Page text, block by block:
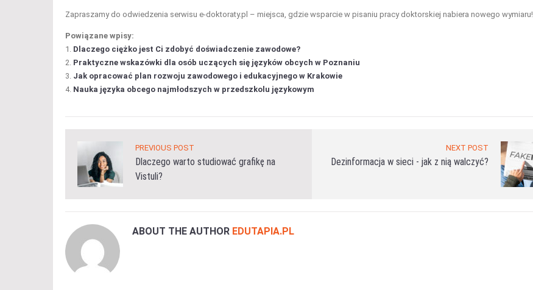
Zapraszamy do odwiedzenia serwisu e-doktoraty.pl – miejsca, gdzie wsparcie w pisaniu pracy doktorskiej nabiera nowego wymiaru!
Powiązane wpisy:
Dlaczego ciężko jest Ci zdobyć doświadczenie zawodowe?
Praktyczne wskazówki dla osób uczących się języków obcych w Poznaniu
Jak opracować plan rozwoju zawodowego i edukacyjnego w Krakowie
Nauka języka obcego najmłodszych w przedszkolu językowym
PREVIOUS POST
Dlaczego warto studiować grafikę na
Vistuli?
NEXT POST
Dezinformacja w sieci - jak z nią walczyć?
ABOUT THE AUTHOR EDUTAPIA.PL